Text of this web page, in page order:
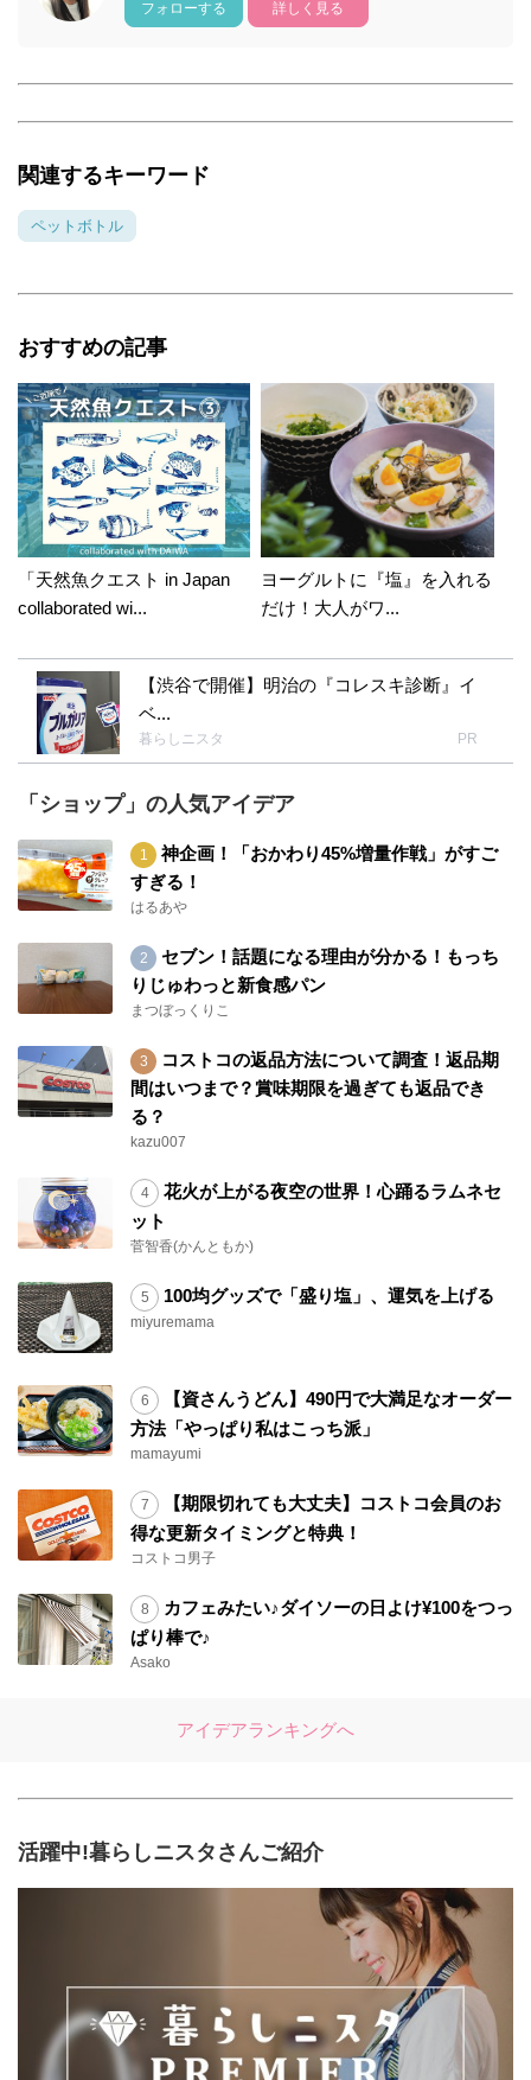
フォローする 詳しく見る
関連するキーワード
ペットボトル
おすすめの記事
「天然魚クエスト in Japan
collaborated wi...
ヨーグルトに『塩』を入れる
だけ！大人がワ...
【渋谷で開催】明治の『コレスキ診断』イ
ベ...
暮らしニスタ PR
「ショップ」の人気アイデア
神企画！「おかわり45%増量作戦」がすご
すぎる！
はるあや
セブン！話題になる理由が分かる！もっち
りじゅわっと新食感パン
まつぼっくりこ
コストコの返品方法について調査！返品期
間はいつまで？賞味期限を過ぎても返品でき
る？
kazu007
花火が上がる夜空の世界！心踊るラムネセ
ット
菅智香(かんともか)
100均グッズで「盛り塩」、運気を上げる
miyuremama
【資さんうどん】490円で大満足なオーダー
方法「やっぱり私はこっち派」
mamayumi
【期限切れても大丈夫】コストコ会員のお
得な更新タイミングと特典！
コストコ男子
カフェみたい♪ダイソーの日よけ¥100をつっ
ぱり棒で♪
Asako
アイデアランキングへ
活躍中!暮らしニスタさんご紹介